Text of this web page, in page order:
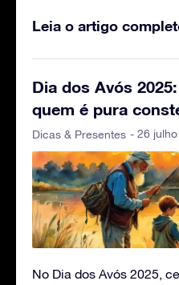
Leia o artigo
Dia dos Avós
quem é pura
Dicas & Presentes - 26
No Dia dos Avós 2025,